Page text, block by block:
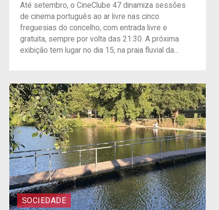
Até setembro, o CineClube 47 dinamiza sessões
de cinema português ao ar livre nas cinco
freguesias do concelho, com entrada livre e
gratuita, sempre por volta das 21:30. A próxima
exibição tem lugar no dia 15, na praia fluvial da...
SOCIEDADE